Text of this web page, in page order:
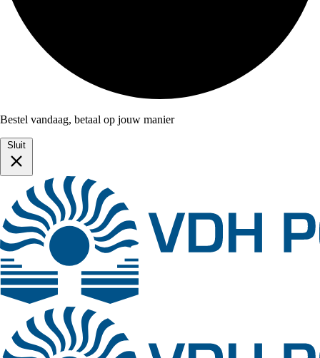
Bestel vandaag, betaal op jouw manier
Sluit